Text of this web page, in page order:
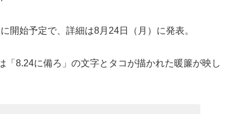
開始予定で、詳細は8月24日（月）に発表。
「8.24に備ろ」の文字とタコが描かれた暖簾が映し